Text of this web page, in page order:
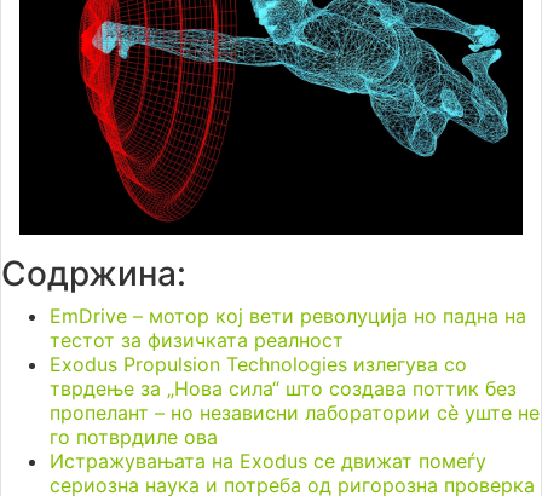
Содржина:
EmDrive – мотор кој вети револуција но падна на
тестот за физичката реалност
Exodus Propulsion Technologies излегува со
тврдење за „Нова сила“ што создава поттик без
пропелант – но независни лаборатории сè уште не
го потврдиле ова
Истражувањата на Exodus се движат помеѓу
сериозна наука и потреба од ригорозна проверка